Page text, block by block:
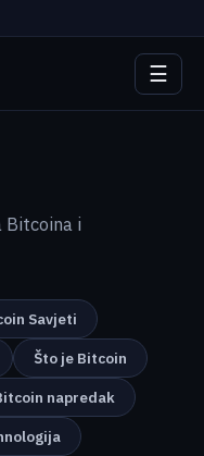
☰
Bitcoina i
Savjeti
Što je Bitcoin
napredak